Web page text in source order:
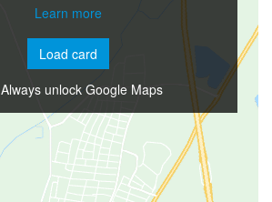
Learn more
Load card
Always unlock Google Maps